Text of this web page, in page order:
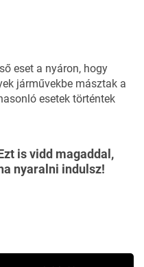
eset a nyáron, hogy
járművekbe másztak a
esetek történtek
is vidd magaddal,
nyaralni indulsz!